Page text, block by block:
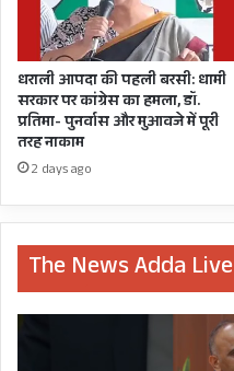
धराली आपदा की पहली बरसी: धामी
सरकार पर कांग्रेस का हमला, डॉ.
प्रतिमा- पुनर्वास और मुआवजे में पूरी
तरह नाकाम
2 days ago
The News Adda Live